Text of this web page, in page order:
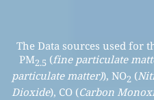
The Data sources used for
PM2.5 (fine particulate
particulate matter)), NO2 (
Dioxide), CO (Carbon